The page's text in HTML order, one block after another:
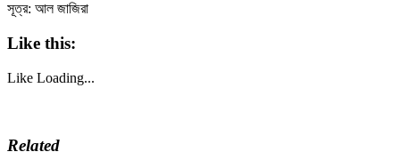
সূত্র: আল জাজিরা
Like this:
Like Loading...
Related